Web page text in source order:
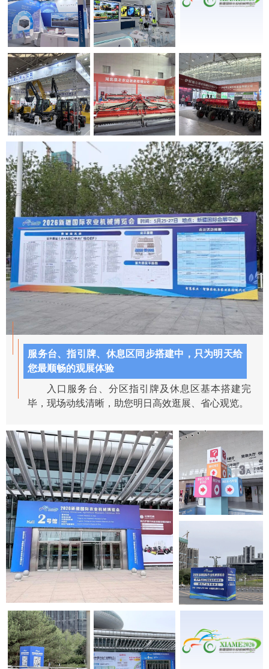
服务台、指引牌、休息区同步搭建中，只为明天给
您最顺畅的观展体验
入口服务台、分区指引牌及休息区基本搭建完
毕，现场动线清晰，助您明日高效逛展、省心观览。